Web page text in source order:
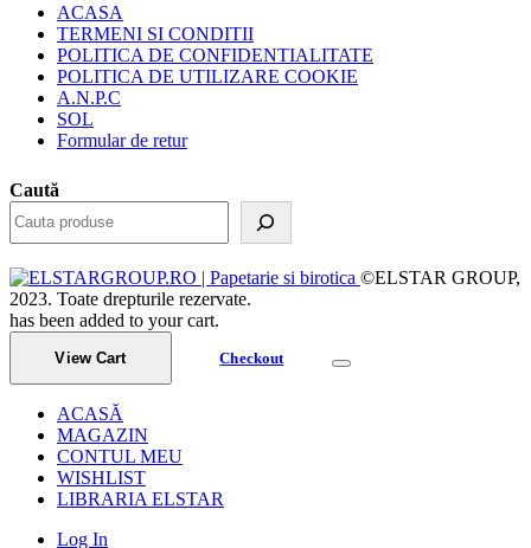
ACASA
TERMENI SI CONDITII
POLITICA DE CONFIDENTIALITATE
POLITICA DE UTILIZARE COOKIE
A.N.P.C
SOL
Formular de retur
Caută
©ELSTAR GROUP,
2023. Toate drepturile rezervate.
has been added to your cart.
View Cart Checkout
ACASĂ
MAGAZIN
CONTUL MEU
WISHLIST
LIBRARIA ELSTAR
Log In